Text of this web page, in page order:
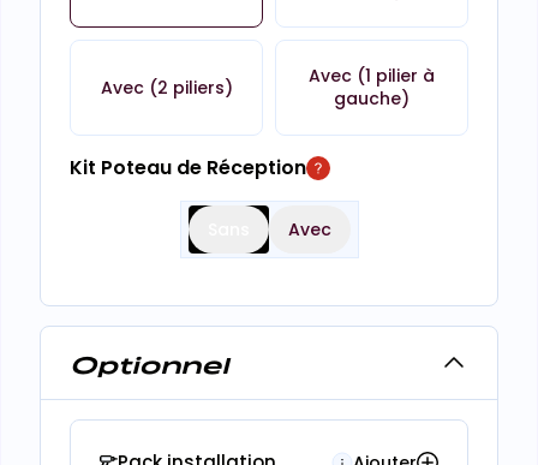
Avec (2 piliers)
Avec (1 pilier à
gauche)
Kit Poteau de Réception
Avec
Optionnel